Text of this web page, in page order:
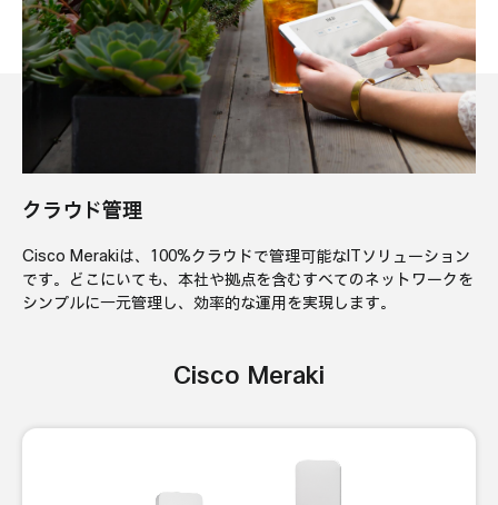
クラウド管理
Cisco Merakiは、 100%クラウドで管理可能なITソリューション
です。
どこにいても、本社や拠点を含むすべてのネットワークを
シンプルに一元管理し、効率的な運用を実現します。
Cisco Meraki